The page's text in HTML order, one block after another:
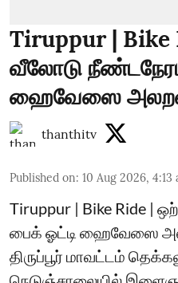
Tiruppur | Bike
வீலோடு
ஹைவேஸை
thanthitv
Published on: 10 Aug 2026, 4:13
Tiruppur | Bike Ride |
பைக் ஓட்டி ஹைவேஸை
திருப்பூர் மாவட்டம்